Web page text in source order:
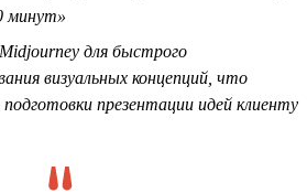
минут»
для быстрого
визуальных концепций, что
подготовки презентации идей клиенту